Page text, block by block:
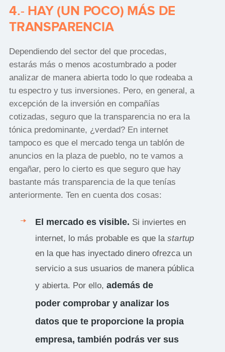
4.- HAY (UN POCO) MÁS DE
TRANSPARENCIA
Dependiendo del sector del que procedas,
estarás más o menos acostumbrado a poder
analizar de manera abierta todo lo que rodeaba a
tu espectro y tus inversiones. Pero, en general, a
excepción de la inversión en compañías
cotizadas, seguro que la transparencia no era la
tónica predominante, ¿verdad? En internet
tampoco es que el mercado tenga un tablón de
anuncios en la plaza de pueblo, no te vamos a
engañar, pero lo cierto es que seguro que hay
bastante más transparencia de la que tenías
anteriormente. Ten en cuenta dos cosas:
El mercado es visible. Si inviertes en
internet, lo más probable es que la startup
en la que has inyectado dinero ofrezca un
servicio a sus usuarios de manera pública
y abierta. Por ello, además de
poder comprobar y analizar los
datos que te proporcione la propia
empresa, también podrás ver sus